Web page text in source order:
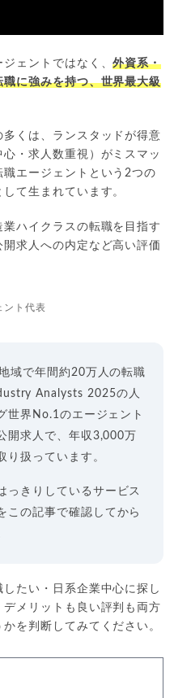
ェントではなく、外資系・
に強みを持つ、世界最大級
多くは、ランスタッドが得意
・求人数重視）がミスマッ
エージェントという2つの
て生まれています。
ハイクラスの転職を目指す
求人への内定など高い評価
ント代表
域で年間約20万人の転職
Analysts 2025の人
世界No.1のエージェント
開求人で、年収3,000万
り扱っています。
っきりしているサービス
この記事で確認してから
たい・日系企業中心に探し
メリットも良い評判も両方
を判断してみてください。